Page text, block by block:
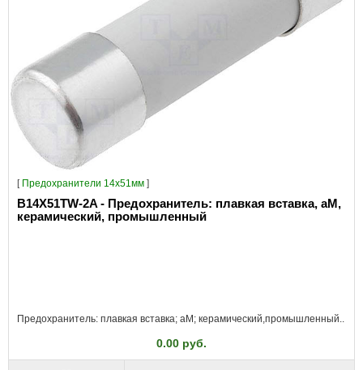
[ Предохранители 14x51мм ]
B14X51TW-2A - Предохранитель: плавкая вставка, aM,
керамический, промышленный
Предохранитель: плавкая вставка; aM; керамический,промышленный..
0.00 руб.